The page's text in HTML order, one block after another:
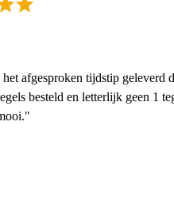
afgesproken tijdstip geleverd
besteld en letterlijk geen 1